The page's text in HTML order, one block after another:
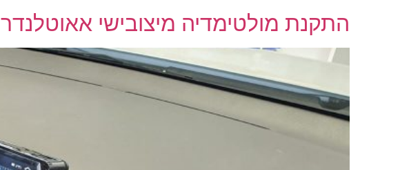
התקנת מולטימדיה מיצובישי אאוטלנדר